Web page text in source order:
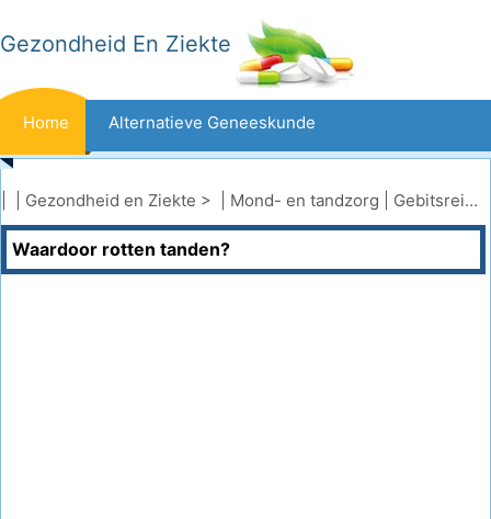
Gezondheid En Ziekte
Home Alternatieve Geneeskunde
Beten En Steken Kanker
Aandoeningen En Behandelingen
Gezondheid en Ziekte > | Mond- en tandzorg Gebitsreiniging
Waardoor rotten tanden?